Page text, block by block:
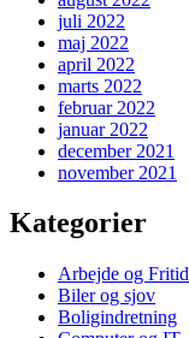
juli 2022
maj 2022
april 2022
marts 2022
februar 2022
januar 2022
december 2021
november 2021
Kategorier
Arbejde og Fritid
Biler og sjov
Boligindretning